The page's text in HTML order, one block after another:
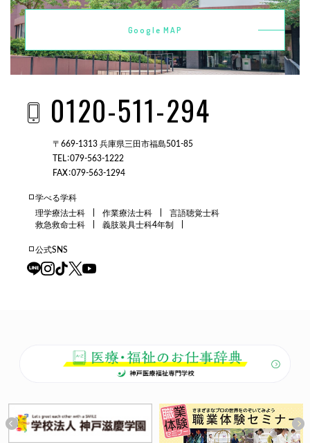
Google MAP
0120-511-294
〒669-1313 兵庫県三田市福島501-85
TEL：079-563-1222
FAX：079-563-1294
学べる学科
理学療法士科
作業療法士科
言語聴覚士科
救急救命士科
義肢装具士科4年制
公式SNS